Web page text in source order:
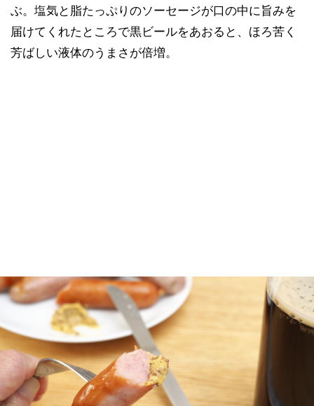
ぶ。塩気と脂たっぷりのソーセージが口の中に旨みを
届けてくれたところで黒ビールをあおると、ほろ苦く
芳ばしい液体のうまさが倍増。